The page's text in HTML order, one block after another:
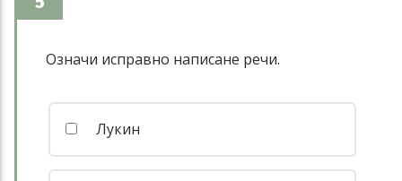
Означи исправно написане речи.
Лукин